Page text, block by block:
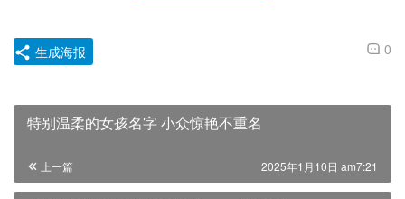
0
生成海报
特别温柔的女孩名字 小众惊艳不重名
上一篇 2025年1月10日 am7:21